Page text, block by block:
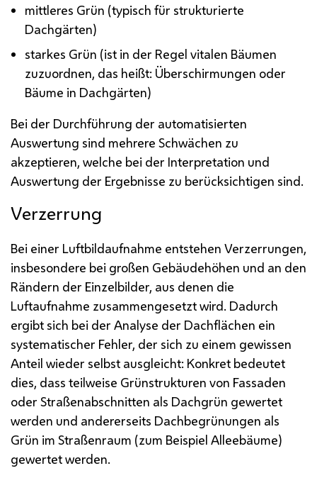
mittleres Grün (typisch für strukturierte
Dachgärten)
starkes Grün (ist in der Regel vitalen Bäumen
zuzuordnen, das heißt: Überschirmungen oder
Bäume in Dachgärten)
Bei der Durchführung der automatisierten
Auswertung sind mehrere Schwächen zu
akzeptieren, welche bei der Interpretation und
Auswertung der Ergebnisse zu berücksichtigen sind.
Verzerrung
Bei einer Luftbildaufnahme entstehen Verzerrungen,
insbesondere bei großen Gebäudehöhen und an den
Rändern der Einzelbilder, aus denen die
Luftaufnahme zusammengesetzt wird. Dadurch
ergibt sich bei der Analyse der Dachflächen ein
systematischer Fehler, der sich zu einem gewissen
Anteil wieder selbst ausgleicht: Konkret bedeutet
dies, dass teilweise Grünstrukturen von Fassaden
oder Straßenabschnitten als Dachgrün gewertet
werden und andererseits Dachbegrünungen als
Grün im Straßenraum (zum Beispiel Alleebäume)
gewertet werden.